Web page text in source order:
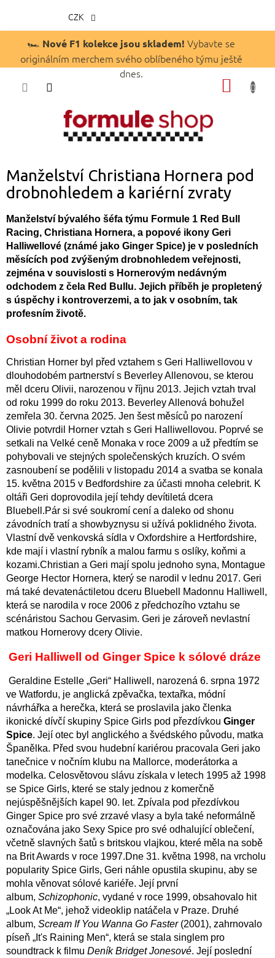
obsah
🏎️ Nové F1 kolekce jsou skladem! Vybavte se
originálním merchem svého oblíbeného týmu ještě
dnes.
CZK
Manželství Christiana Hornera pod
drobnohledem a kariérní zvraty
Manželství bývalého šéfa týmu Formule 1 Red Bull
Racing, Christiana Hornera, a popové ikony Geri
Halliwellové (známé jako Ginger Spice) je v posledních
měsících pod zvýšeným drobnohledem veřejnosti,
zejména v souvislosti s Hornerovým nedávným
odchodem z čela Red Bullu. Jejich příběh je propletený
s úspěchy i kontroverzemi, a to jak v osobním, tak
profesním životě.
Osobní život a rodina
Christian Horner byl před vztahem s Geri Halliwellovou v
dlouhodobém partnerství s Beverley Allenovou, se kterou
měl dceru Olivii, narozenou v říjnu 2013. Jejich vztah trval
od roku 1999 do roku 2013. Beverley Allenová bohužel
zemřela 30. června 2025. Jen šest měsíců po narození
Olivie potvrdil Horner vztah s Geri Halliwellovou. Poprvé se
setkali na Velké ceně Monaka v roce 2009 a už předtím se
pohybovali ve stejných společenských kruzích. O svém
zasnoubení se podělili v listopadu 2014 a svatba se konala
15. května 2015 v Bedfordshire za účasti mnoha celebrit. K
oltáři Geri doprovodila její tehdy devítiletá dcera
Bluebell.Pár si své soukromí cení a daleko od shonu
závodních tratí a showbyznysu si užívá poklidného života.
Vlastní dvě venkovská sídla v Oxfordshire a Hertfordshire,
kde mají i vlastní rybník a malou farmu s oslíky, koňmi a
kozami.Christian a Geri mají spolu jednoho syna, Montague
George Hector Hornera, který se narodil v lednu 2017. Geri
má také devatenáctiletou dceru Bluebell Madonnu Halliwell,
která se narodila v roce 2006 z předchozího vztahu se
scénáristou Sachou Gervasim. Geri je zároveň nevlastní
matkou Hornerovy dcery Olivie.
Geri Halliwell od Ginger Spice k sólové dráze
Geraldine Estelle „Geri“ Halliwell, narozená 6. srpna 1972
ve Watfordu, je anglická zpěvačka, textařka, módní
návrhářka a herečka, která se proslavila jako členka
ikonické dívčí skupiny Spice Girls pod přezdívkou Ginger
Spice. Její otec byl anglického a švédského původu, matka
Španělka. Před svou hudební kariérou pracovala Geri jako
tanečnice v nočním klubu na Mallorce, moderátorka a
modelka. Celosvětovou slávu získala v letech 1995 až 1998
se Spice Girls, které se staly jednou z komerčně
nejúspěšnějších kapel 90. let. Zpívala pod přezdívkou
Ginger Spice pro své zrzavé vlasy a byla také neformálně
označována jako Sexy Spice pro své odhalující oblečení,
včetně slavných šatů s britskou vlajkou, které měla na sobě
na Brit Awards v roce 1997.Dne 31. května 1998, na vrcholu
popularity Spice Girls, Geri náhle opustila skupinu, aby se
mohla věnovat sólové kariéře. Její první
album, Schizophonic, vydané v roce 1999, obsahovalo hit
„Look At Me“, jehož videoklip natáčela v Praze. Druhé
album, Scream If You Wanna Go Faster(2001), zahrnovalo
píseň „It's Raining Men“, která se stala singlem pro
soundtrack k filmu Deník Bridget Jonesové. Její poslední